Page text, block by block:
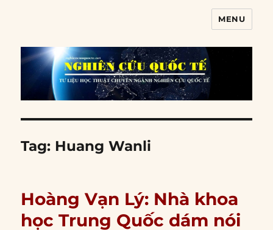
MENU
Tag: Huang Wanli
Hoàng Vạn Lý: Nhà khoa
học Trung Quốc dám nói